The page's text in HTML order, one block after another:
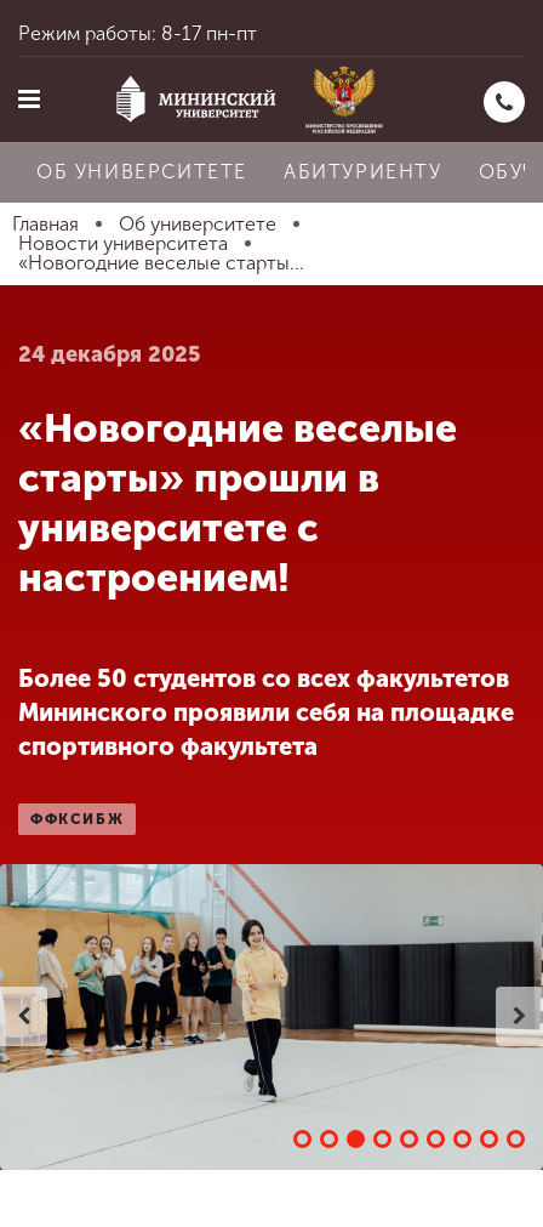
Главная
Абитуриенту
Обучение
Международная
деятельность
Другие виды
Студенческая жизнь
Сведения об
образовательной
организации
ENG
Режим работы: 8-17 пн-пт
ОБ УНИВЕРСИТЕТЕ АБИТУРИЕНТУ
Главная
Об университете
Новости университета
«Новогодние веселые старты...
24 декабря 2025
«Новогодние веселые
старты» прошли в
университете с
настроением!
Более 50 студентов со всех факультетов
Мининского проявили себя на площадке
спортивного факультета
ФФКСИБЖ